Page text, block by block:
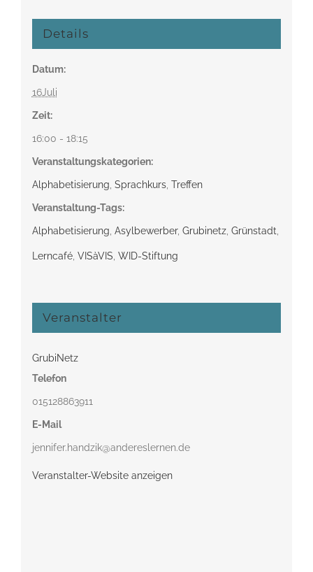
Details
Datum:
16Juli
Zeit:
16:00 - 18:15
Veranstaltungskategorien:
Alphabetisierung, Sprachkurs, Treffen
Veranstaltung-Tags:
Alphabetisierung, Asylbewerber, Grubinetz, Grünstadt,
Lerncafé, VISàVIS, WID-Stiftung
Veranstalter
GrubiNetz
Telefon
015128863911
E-Mail
jennifer.handzik@andereslernen.de
Veranstalter-Website anzeigen